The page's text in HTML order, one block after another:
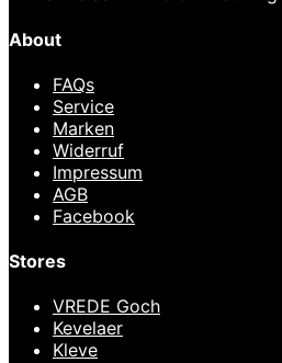
About
FAQs
Service
Marken
Widerruf
Impressum
AGB
Facebook
Stores
VREDE Goch
Kevelaer
Kleve